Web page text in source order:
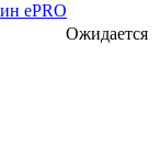
ePRO
Ожидается